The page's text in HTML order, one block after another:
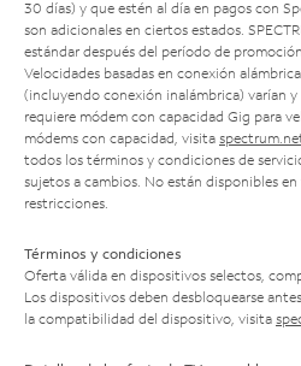
30 días) y que estén al día en pagos con
son adicionales en ciertos estados.
estándar después del período de
Velocidades basadas en conexión
(incluyendo conexión inalámbrica) varían
requiere módem con capacidad Gig para
módems con capacidad, visita
todos los términos y condiciones de
sujetos a cambios. No están disponibles en
restricciones.
Términos y condiciones
Oferta válida en dispositivos selectos,
Los dispositivos deben desbloquearse
la compatibilidad del dispositivo, visita